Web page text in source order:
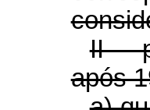
II -
após